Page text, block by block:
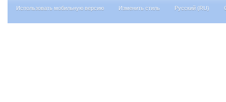
Использовать мобильную версию Изменить стиль Русский (RU)